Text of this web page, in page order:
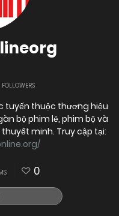
FOLLOWERS
tuyến thuộc thương hiệu
bộ phim lẻ, phim bộ và
minh. Truy cập tại:
0